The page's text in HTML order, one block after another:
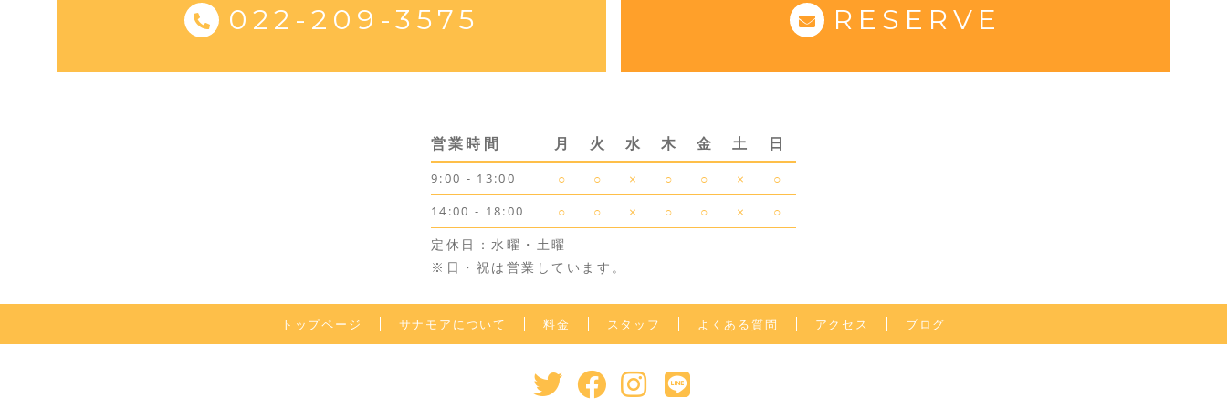
022-209-3575 RESERVE
営業時間 月 火 水 木 金 土 日
9:00 - 13:00 ○ ○ × ○ ○ × ○
14:00 - 18:00 ○ ○ × ○ ○ ×
○
定休日：水曜・土曜
※日・祝は営業しています。
トップページ サナモアについて 料金 スタッフ よくある質問 アクセス ブログ